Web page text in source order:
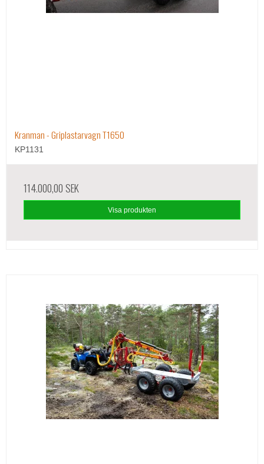
Kranman - Griplastarvagn T1650
KP1131
114.000,00 SEK
Visa produkten